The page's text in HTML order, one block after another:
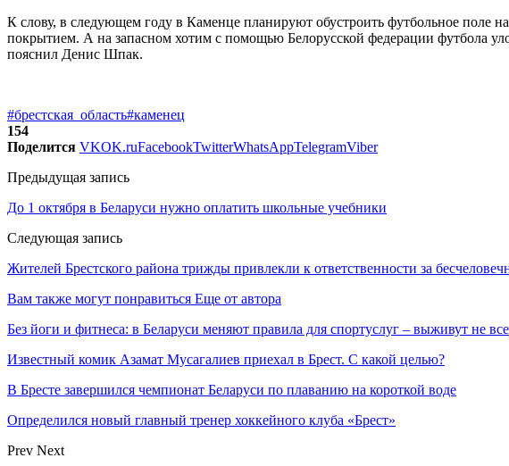
К слову, в следующем году в Каменце планируют обустроить футбольное поле
покрытием. А на запасном хотим с помощью Белорусской федерации футбола
пояснил Денис Шпак.
#брестская_область#каменец
154
Поделится VKOK.ruFacebookTwitterWhatsAppTelegramViber
Предыдущая запись
До 1 октября в Беларуси нужно оплатить школьные учебники
Следующая запись
Жителей Брестского района трижды привлекли к ответственности за
Вам также могут понравиться Еще от автора
Без йоги и фитнеса: в Беларуси меняют правила для спортуслуг – выживут не все
Известный комик Азамат Мусагалиев приехал в Брест. С какой целью?
В Бресте завершился чемпионат Беларуси по плаванию на короткой воде
Определился новый главный тренер хоккейного клуба «Брест»
Prev Next